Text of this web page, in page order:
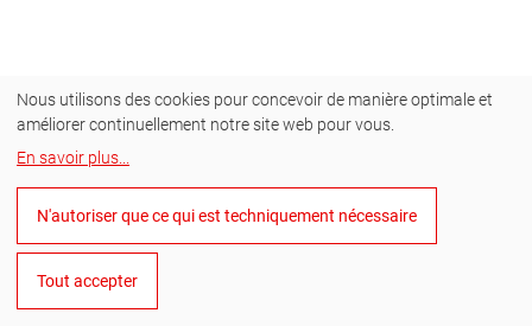
Nous utilisons des cookies pour concevoir de manière optimale et
améliorer continuellement notre site web pour vous.
En savoir plus
N'autoriser que ce qui est techniquement nécessaire
Tout accepter